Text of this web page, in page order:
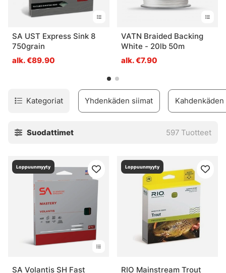
SA UST Express Sink 8
750grain
alk. €89.90
VATN Braided Backing
White - 20lb 50m
alk. €7.90
Kategoriat Yhdenkäden siimat
Suodattimet 597 Tuotteet
Loppuunmyyty
SA Volantis SH Fast
Loppuunmyyty
RIO Mainstream Trout